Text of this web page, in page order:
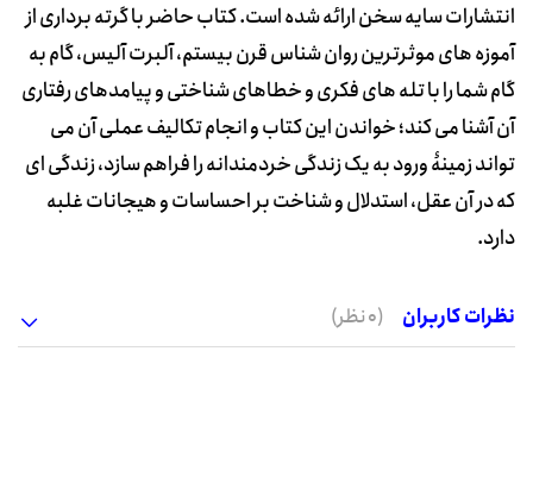
انتشارات سایه سخن ارائه شده است. کتاب حاضر با گرته برداری از
آموزه های موثرترین روان شناس قرن بیستم، آلبرت آلیس، گام به
گام شما را با تله های فکری و خطاهای شناختی و پیامدهای رفتاری
آن آشنا می کند؛ خواندن این کتاب و انجام تکالیف عملی آن می
تواند زمینۀ ورود به یک زندگی خردمندانه را فراهم سازد، زندگی ای
که در آن عقل، استدلال و شناخت بر احساسات و هیجانات غلبه
دارد.
نظرات کاربران (0 نظر)